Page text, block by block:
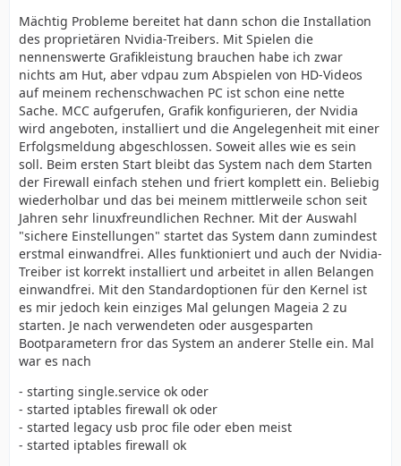
Mächtig Probleme bereitet hat dann schon die Installation
des proprietären Nvidia-Treibers. Mit Spielen die
nennenswerte Grafikleistung brauchen habe ich zwar
nichts am Hut, aber vdpau zum Abspielen von HD-Videos
auf meinem rechenschwachen PC ist schon eine nette
Sache. MCC aufgerufen, Grafik konfigurieren, der Nvidia
wird angeboten, installiert und die Angelegenheit mit einer
Erfolgsmeldung abgeschlossen. Soweit alles wie es sein
soll. Beim ersten Start bleibt das System nach dem Starten
der Firewall einfach stehen und friert komplett ein. Beliebig
wiederholbar und das bei meinem mittlerweile schon seit
Jahren sehr linuxfreundlichen Rechner. Mit der Auswahl
"sichere Einstellungen" startet das System dann zumindest
erstmal einwandfrei. Alles funktioniert und auch der Nvidia-
Treiber ist korrekt installiert und arbeitet in allen Belangen
einwandfrei. Mit den Standardoptionen für den Kernel ist
es mir jedoch kein einziges Mal gelungen Mageia 2 zu
starten. Je nach verwendeten oder ausgesparten
Bootparametern fror das System an anderer Stelle ein. Mal
war es nach
- starting single.service ok oder
- started iptables firewall ok oder
- started legacy usb proc file oder eben meist
- started iptables firewall ok